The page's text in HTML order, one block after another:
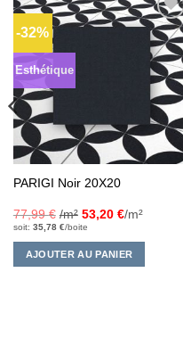
-32%
Esthétique
Ajouter
à la liste
d’envies
PARIGI Noir 20X20
77,99€ /m² 53,20 €/m²
soit: 35,78 €/boite
AJOUTER AU PANIER